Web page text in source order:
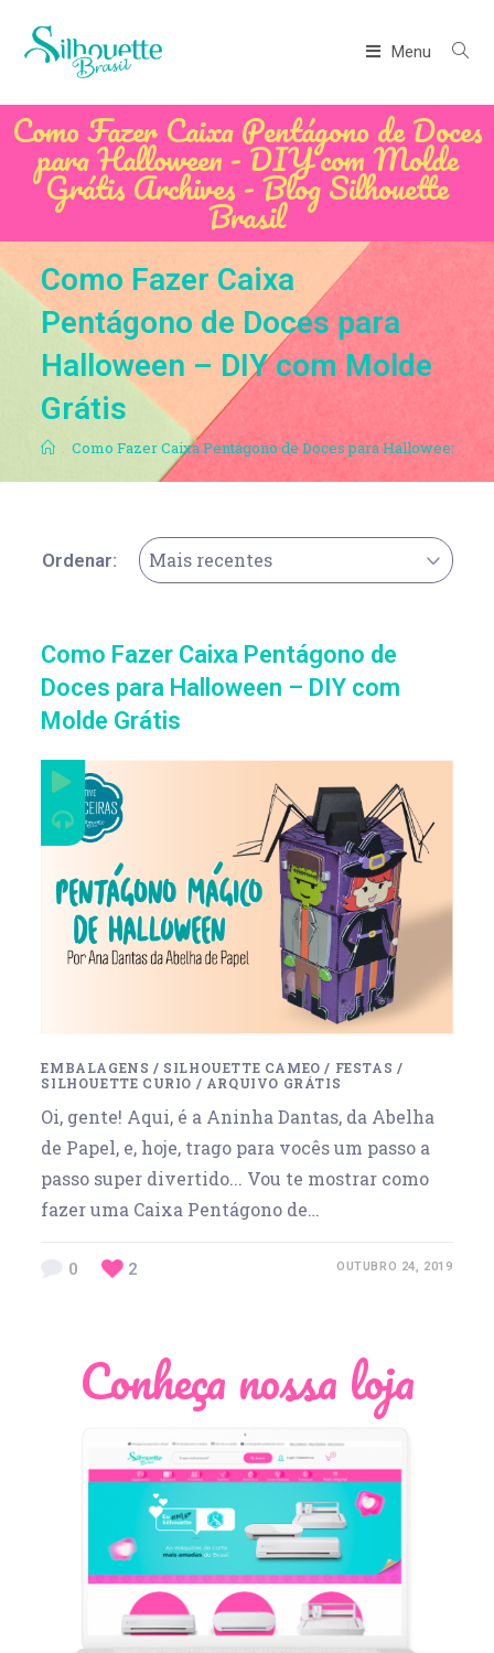
Menu
Como Fazer Caixa Pentágono de Doces
para Halloween - DIY com Molde
Grátis Archives - Blog Silhouette
Brasil
Como Fazer Caixa
Pentágono de Doces para
Halloween – DIY com Molde
Grátis
. Como Fazer Caixa Pentágono de Doces para Halloween –
Ordenar: Mais recentes
Como Fazer Caixa Pentágono de
Doces para Halloween – DIY com
Molde Grátis
EMBALAGENS / SILHOUETTE CAMEO / FESTAS /
SILHOUETTE CURIO / ARQUIVO GRÁTIS
Oi, gente! Aqui, é a Aninha Dantas, da Abelha
de Papel, e, hoje, trago para vocês um passo a
passo super divertido... Vou te mostrar como
fazer uma Caixa Pentágono de…
0 2 OUTUBRO 24, 2019
Conheça nossa loja
Léia Pastori